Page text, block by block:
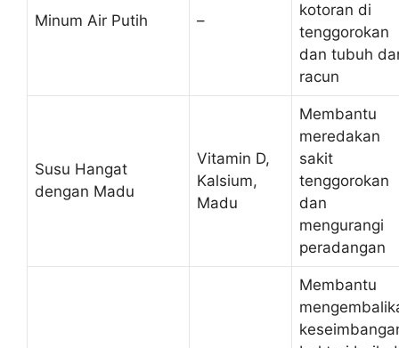
Minum Air Putih –
kotoran di
tenggorokan
dan tubuh
racun
Susu Hangat
dengan Madu
Vitamin D,
Kalsium,
Madu
Membantu
meredakan
sakit
tenggorokan
dan
mengurangi
peradangan
Membantu